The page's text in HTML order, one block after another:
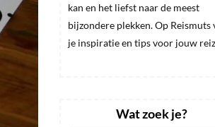
kan en het liefst naar de meest
bijzondere plekken. Op Reismuts
je inspiratie en tips voor jouw
Wat zoek je?